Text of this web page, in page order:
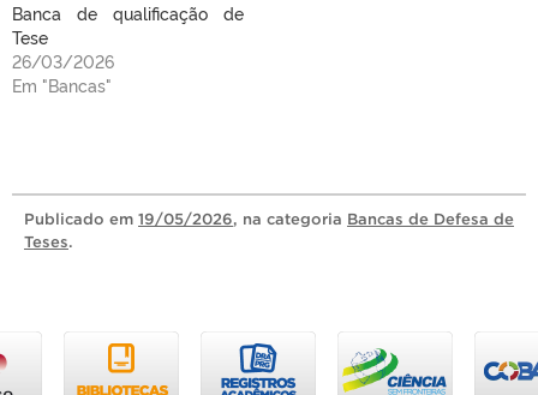
Banca de qualificação de
Tese
26/03/2026
Em "Bancas"
Publicado em 19/05/2026, na categoria Bancas de Defesa de
Teses.